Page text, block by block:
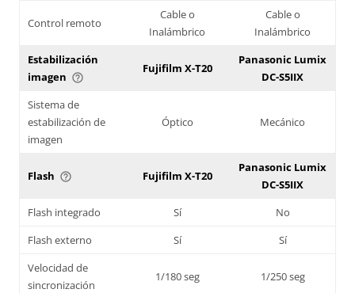
Control remoto
Cable o
Inalámbrico
Cable o
Inalámbrico
Estabilización
imagen help_outline
Fujifilm X-T20
Panasonic Lumix
DC-S5IIX
Sistema de
estabilización de
imagen
Óptico Mecánico
Flash help_outline Fujifilm X-T20
Panasonic Lumix
DC-S5IIX
Flash integrado
Sí
No
Flash externo
Sí
Sí
Velocidad de
sincronización
1/180 seg 1/250 seg